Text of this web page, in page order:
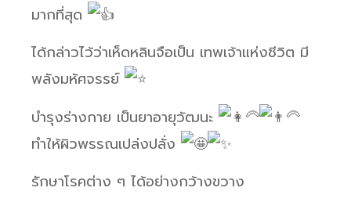
มากที่สุด
ได้กล่าวไว้ว่าเห็ดหลินจือเป็น เทพเจ้าแห่งชีวิต มี
พลังมหัศจรรย์
บำรุงร่างกาย เป็นยาอายุวัฒนะ
ทำให้ผิวพรรณเปล่งปลั่ง
รักษาโรคต่าง ๆ ได้อย่างกว้างขวาง